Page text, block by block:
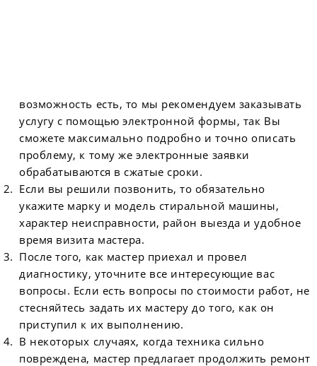
возможность есть, то мы рекомендуем заказывать
услугу с помощью электронной формы, так Вы
сможете максимально подробно и точно описать
проблему, к тому же электронные заявки
обрабатываются в сжатые сроки.
Если вы решили позвонить, то обязательно
укажите марку и модель стиральной машины,
характер неисправности, район выезда и удобное
время визита мастера.
После того, как мастер приехал и провел
диагностику, уточните все интересующие вас
вопросы. Если есть вопросы по стоимости работ, не
стесняйтесь задать их мастеру до того, как он
приступил к их выполнению.
В некоторых случаях, когда техника сильно
повреждена, мастер предлагает продолжить ремонт